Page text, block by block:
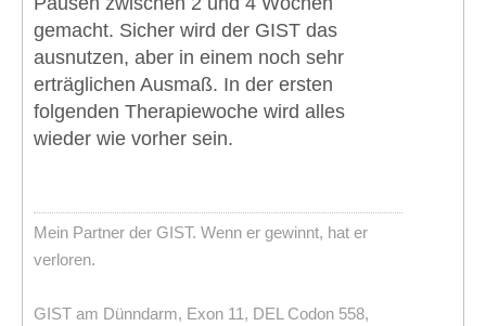
gemacht. Sicher wird der GIST das
ausnutzen, aber in einem noch sehr
erträglichen Ausmaß. In der ersten
folgenden Therapiewoche wird alles
wieder wie vorher sein.
Mein Partner der GIST. Wenn er gewinnt, hat er
verloren.
GIST am Dünndarm, Exon 11, DEL Codon 558,